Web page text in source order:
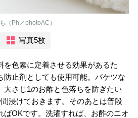
（Ph／photoAC）
写真5枚
を色素に定着させる効果があるた
防止剤としても使用可能。バケツな
大さじ1のお酢と色落ちを防ぎたい
浸けておきます。そのあとは普段
ばOKです。洗濯すれば、お酢のニオ